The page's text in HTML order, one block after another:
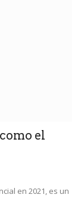
el
en 2021, es un